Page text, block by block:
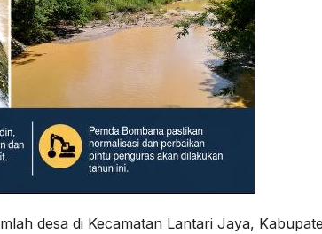
desa di Kecamatan Lantari Jaya,